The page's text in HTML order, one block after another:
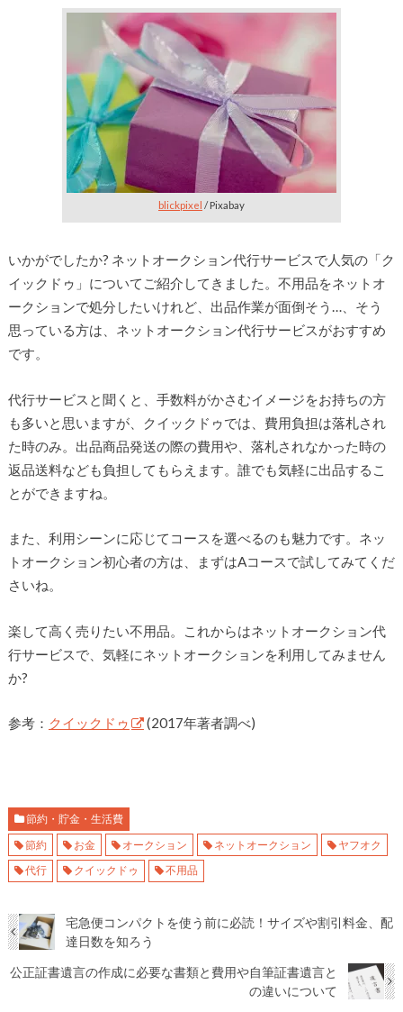
blickpixel / Pixabay
いかがでしたか? ネットオークション代行サービスで人気の「ク
イックドゥ」についてご紹介してきました。不用品をネットオ
ークションで処分したいけれど、出品作業が面倒そう…、そう
思っている方は、ネットオークション代行サービスがおすすめ
です。
代行サービスと聞くと、手数料がかさむイメージをお持ちの方
も多いと思いますが、クイックドゥでは、費用負担は落札され
た時のみ。出品商品発送の際の費用や、落札されなかった時の
返品送料なども負担してもらえます。誰でも気軽に出品するこ
とができますね。
また、利用シーンに応じてコースを選べるのも魅力です。ネッ
トオークション初心者の方は、まずはAコースで試してみてくだ
さいね。
楽して高く売りたい不用品。これからはネットオークション代
行サービスで、気軽にネットオークションを利用してみません
か?
参考： クイックドゥ (2017年著者調べ)
節約・貯金・生活費
節約
お金 オークション ネットオークション
ヤフオク
代行
クイックドゥ 不用品
宅急便コンパクトを使う前に必読！サイズや割引料金、配
達日数を知ろう
公正証書遺言の作成に必要な書類と費用や自筆証書遺言と
の違いについて